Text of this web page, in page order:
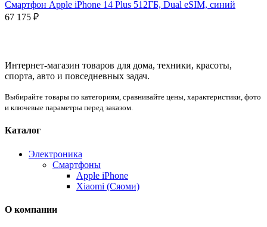
Смартфон Apple iPhone 14 Plus 512ГБ, Dual eSIM, синий
67 175 ₽
Интернет-магазин товаров для дома, техники, красоты,
спорта, авто и повседневных задач.
Выбирайте товары по категориям, сравнивайте цены, характеристики, фото
и ключевые параметры перед заказом.
Каталог
Электроника
Смартфоны
Apple iPhone
Xiaomi (Сяоми)
О компании